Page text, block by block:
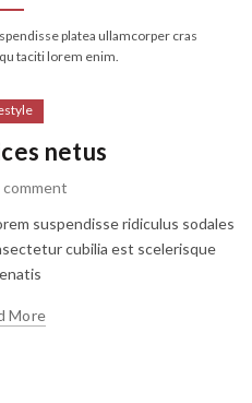
platea ullamcorper cras
taciti lorem enim.
netus
comment
suspendisse ridiculus sodales
cubilia est scelerisque
More